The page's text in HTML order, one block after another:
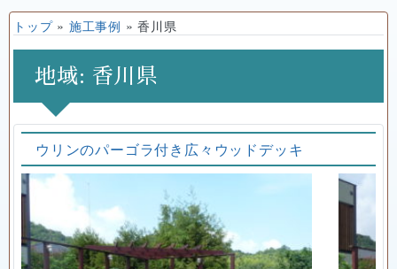
トップ» 施工事例 »香川県
地域: 香川県
ウリンのパーゴラ付き広々ウッドデッキ